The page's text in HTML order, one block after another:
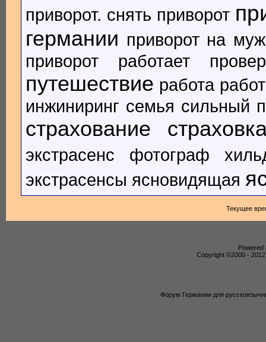
приворот. снять приворот
германии приворот на
приворот работает
путешествие работа
инжиниринг семья сильный
страхование
экстрасенс фотограф
экстрасенсы ясновидящая
Текущее
Powered
Copyright ©2000 -
Форум Германии для